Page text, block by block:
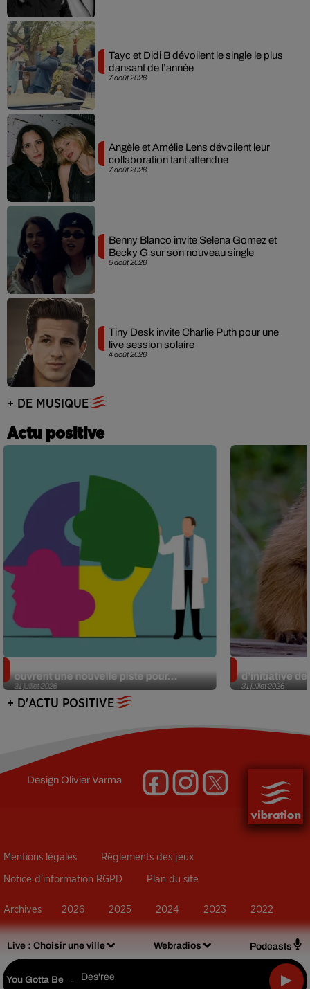
Live : Choisir une ville Webradios Podcasts
You Gotta Be - Des'ree
7 août 2026
Tayc et Didi B dévoilent le single le plus
dansant de l’année
7 août 2026
Angèle et Amélie Lens dévoilent leur
collaboration tant attendue
5 août 2026
Benny Blanco invite Selena Gomez et
Becky G sur son nouveau single
4 août 2026
Tiny Desk invite Charlie Puth pour une
live session solaire
+ DE MUSIQUE
Actu positive
31 juillet 2026
ouvrent une nouvelle piste pour...
31 juillet 2026
d’initiative
+ D'ACTU POSITIVE
DesignOlivier Varma
Mentions légales Règlements des jeux
Notice d’information RGPD Plan du site
Archives 2026 2025 2024 2023 2022